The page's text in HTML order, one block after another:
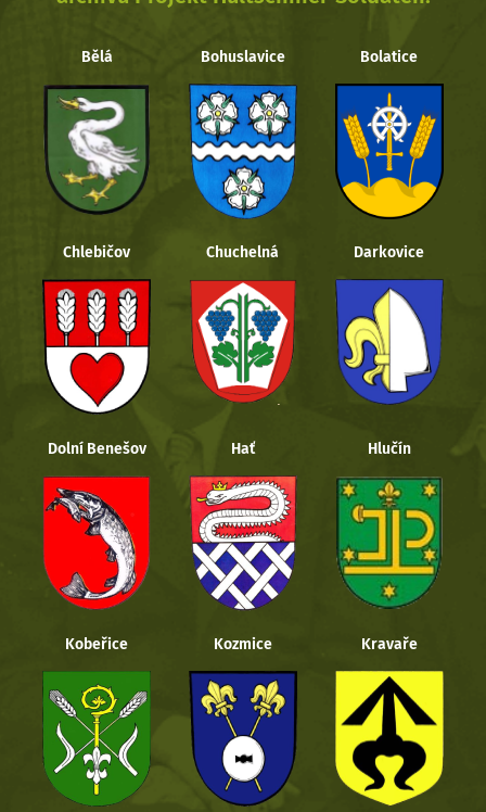
Bělá Bohuslavice Bolatice
Chlebičov Chuchelná Darkovice
Dolní Benešov Hať Hlučín
Kobeřice Kozmice Kravaře